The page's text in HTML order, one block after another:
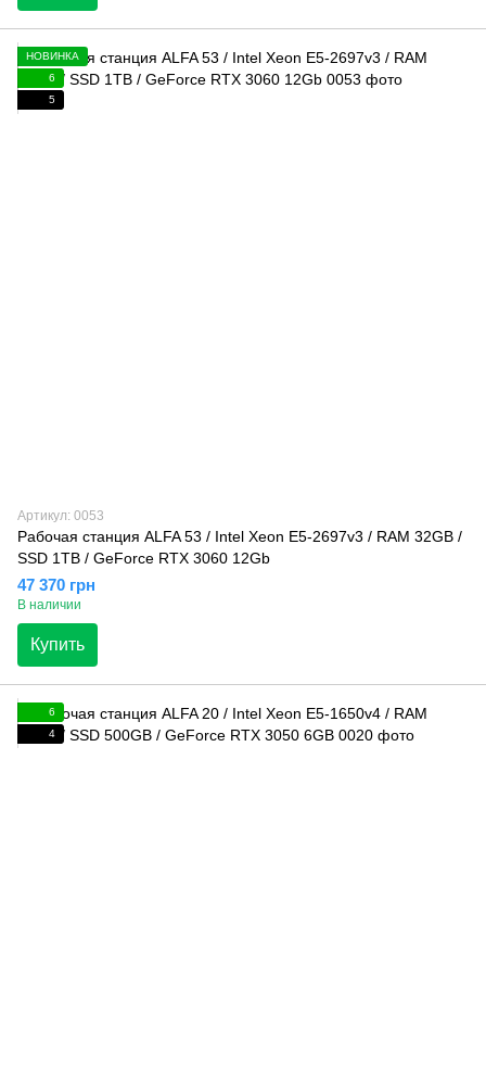
НОВИНКА
6
5
Артикул: 0053
Рабочая станция ALFA 53 / Intel Xeon E5-2697v3 / RAM 32GB /
SSD 1TB / GeForce RTX 3060 12Gb
47 370 грн
В наличии
Купить
6
4